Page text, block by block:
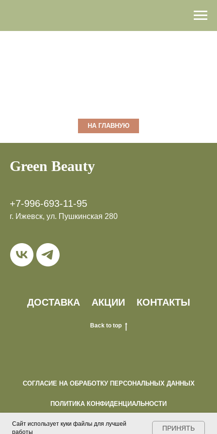
НА ГЛАВНУЮ
Green Beauty
+7-996-693-11-95
г. Ижевск, ул. Пушкинская 280
Сайт использует куки файлы для лучшей
работы
ПРИНЯТЬ
ДОСТАВКА АКЦИИ КОНТАКТЫ
Back to top
СОГЛАСИЕ НА ОБРАБОТКУ ПЕРСОНАЛЬНЫХ ДАННЫХ
ПОЛИТИКА КОНФИДЕНЦИАЛЬНОСТИ
ПУБЛИЧНАЯ ОФЕРТА